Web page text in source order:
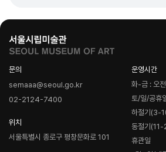
문의
semaaa@seoul.go.kr
02-2124-7400
위치
서울특별시 종로구 평창문화로 101
운영시간
화-금 : 오
토/일/공휴
하절기(3-
동절기(11-
휴관일